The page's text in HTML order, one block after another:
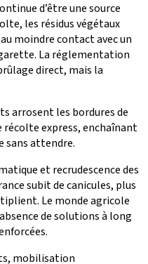
d’être une source
les résidus végétaux
moindre contact avec un
La réglementation
direct, mais la
arrosent les bordures de
récolte express, enchaînant
sans attendre.
et recrudescence des
subit de canicules, plus
Le monde agricole
de solutions à long
mobilisation